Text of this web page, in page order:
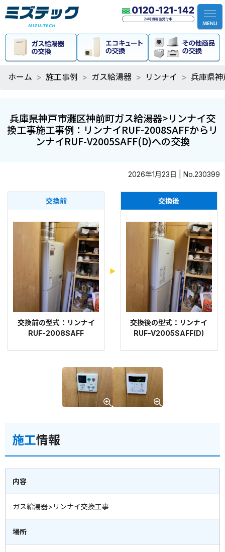
ホーム 施工事例 ガス給湯器 リンナイ 兵庫県
兵庫県神戸市灘区神前町ガス給湯器>リンナイ交
換工事施工事例：リンナイRUF-2008SAFFからリ
ンナイRUF-V2005SAFF(D)への交換
2026年1月23日 | No.230399
交換前
交換前の型式：リンナイ
RUF-2008SAFF
交換後
交換後の型式：リンナイ
RUF-V2005SAFF(D)
施工情報
内容
ガス給湯器>リンナイ交換工事
場所